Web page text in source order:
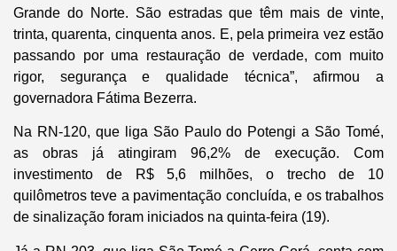
Grande do Norte. São estradas que têm mais de vinte,
trinta, quarenta, cinquenta anos. E, pela primeira vez estão
passando por uma restauração de verdade, com muito
rigor, segurança e qualidade técnica”, afirmou a
governadora Fátima Bezerra.
Na RN-120, que liga São Paulo do Potengi a São Tomé,
as obras já atingiram 96,2% de execução. Com
investimento de R$ 5,6 milhões, o trecho de 10
quilômetros teve a pavimentação concluída, e os trabalhos
de sinalização foram iniciados na quinta-feira (19).